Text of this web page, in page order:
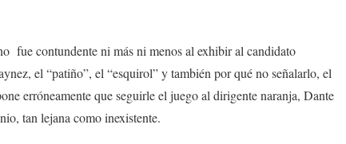
contundente ni más ni menos al exhibir al candidato
el “patiño”, el “esquirol” y también por qué no señalarlo, el
erróneamente que seguirle el juego al dirigente naranja, Dante
tan lejana como inexistente.